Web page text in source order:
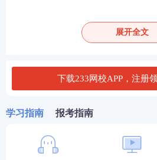
题、多选题、判断题、综合题,
试卷正确率达到60%以上，即为
测试时间均为120分钟。
云南2023年11月证券从业水平
展开全文
下载233网校APP，注册
学习指南 报考指南